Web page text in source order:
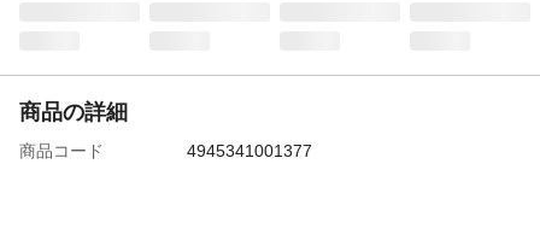
商品の詳細
商品コード 4945341001377